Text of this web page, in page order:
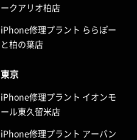
ークアリオ柏店
iPhone修理プラント ららぽー
と柏の葉店
東京
iPhone修理プラント イオンモ
ール東久留米店
iPhone修理プラント アーバン